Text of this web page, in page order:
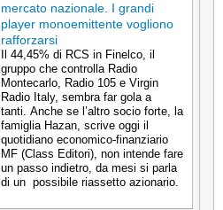
mercato nazionale. I grandi
player monoemittente vogliono
rafforzarsi
Il 44,45% di RCS in Finelco, il
gruppo che controlla Radio
Montecarlo, Radio 105 e Virgin
Radio Italy, sembra far gola a
tanti. Anche se l’altro socio forte, la
famiglia Hazan, scrive oggi il
quotidiano economico-finanziario
MF (Class Editori), non intende fare
un passo indietro, da mesi si parla
di un possibile riassetto azionario.